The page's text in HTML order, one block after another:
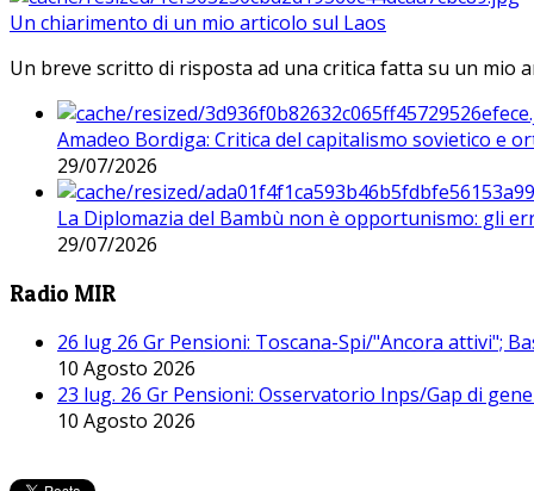
Un chiarimento di un mio articolo sul Laos
Un breve scritto di risposta ad una critica fatta su un mio
Amadeo Bordiga: Critica del capitalismo sovietico e
29/07/2026
La Diplomazia del Bambù non è opportunismo: gli
29/07/2026
Radio MIR
26 lug 26 Gr Pensioni: Toscana-Spi/"Ancora attivi";
10 Agosto 2026
23 lug. 26 Gr Pensioni: Osservatorio Inps/Gap di
10 Agosto 2026